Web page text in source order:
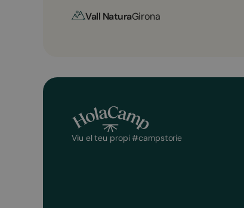
Vall NaturaGirona
Viu el teu propi #campstorie